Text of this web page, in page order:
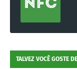
TALVEZ VOCÊ GOSTE